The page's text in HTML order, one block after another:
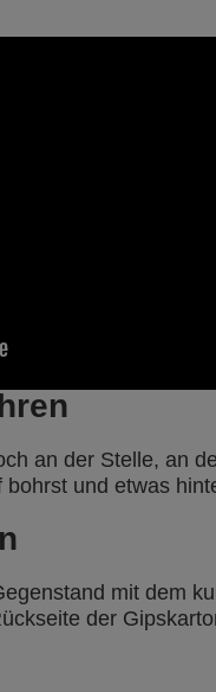
an der Stelle, an
und etwas
mit dem
der